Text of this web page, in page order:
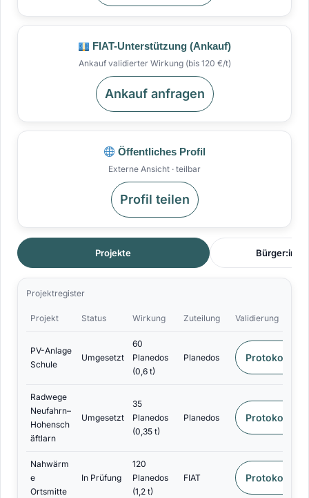
FIAT-Unterstützung (Ankauf)
Ankauf validierter Wirkung (bis 120 €/t)
Ankauf anfragen
Öffentliches Profil
Externe Ansicht · teilbar
Profil teilen
Projekte
Projektregister
Projekt Status Wirkung Zuteilung Validierung
PV-Anlage
Schule
Umgesetzt
60
Planedos
(0,6 t)
Planedos Protokoll
Radwege
Neufahrn–
Hohensch
äftlarn
Umgesetzt
35
Planedos
(0,35 t)
Planedos Protokoll
Nahwärm
e
Ortsmitte
In Prüfung
120
Planedos
(1,2 t)
FIAT Protokoll